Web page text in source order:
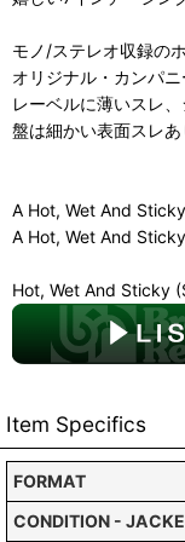
モノ/ステレオ収録の
オリジナル・カンパ
レーベルに薄いスレ、
盤は細かい表面スレ
A Hot, Wet And
A Hot, Wet And
Hot, Wet And Sticky
Item Specifics
FORMAT
CONDITION -